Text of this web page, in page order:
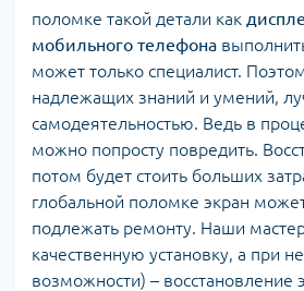
поломке такой детали как
мобильного телефона
может только специалист.
надлежащих знаний и умений,
самодеятельностью. Ведь в
можно попросту повредить.
потом будет стоить больших
глобальной поломке экран
подлежать ремонту. Наши
качественную установку, а при
возможности) – восстановление